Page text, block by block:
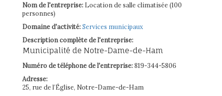
Nom de l'entreprise: Location de salle climatisée (100
personnes)
Domaine d'activité:Services municipaux
Description complète de l'entreprise:
Municipalité de Notre-Dame-de-Ham
Numéro de téléphone de l'entreprise:819-344-5806
Adresse:
25, rue de l’Église, Notre-Dame-de-Ham